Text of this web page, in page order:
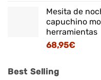
Mesita de
capuchino
herramientas
68,95€
Best Selling